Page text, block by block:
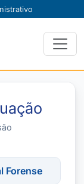
Forense